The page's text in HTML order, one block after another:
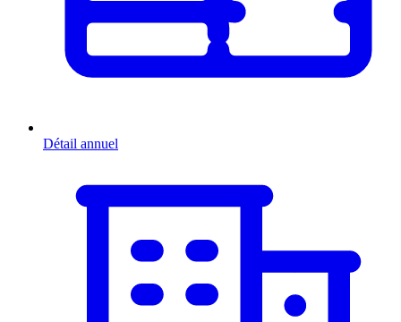
Détail annuel